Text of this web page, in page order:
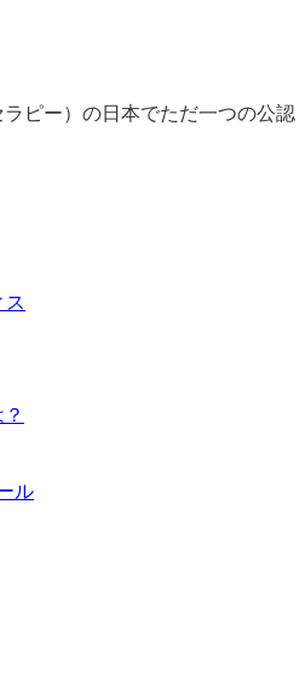
ピー）の日本でただ一つの公認
ル